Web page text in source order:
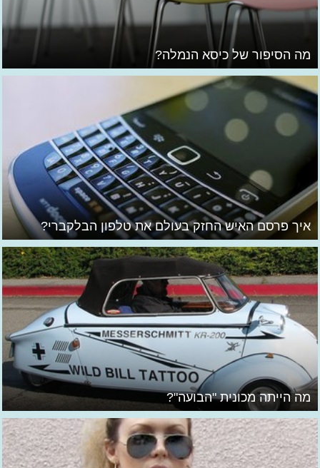
מה הסיפור של כיסא הנמלה?
איך פרסם האיש החזק בעולם את טלפון הבלקברי?
מה הייתה מכונית "הבועה"?